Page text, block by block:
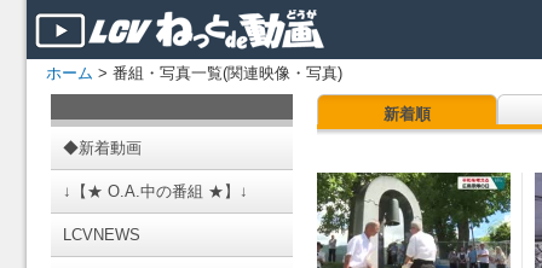
ホーム > 番組・写真一覧(関連映像・写真)
◆新着動画
↓【★ O.A.中の番組 ★】↓
LCVNEWS
新着順